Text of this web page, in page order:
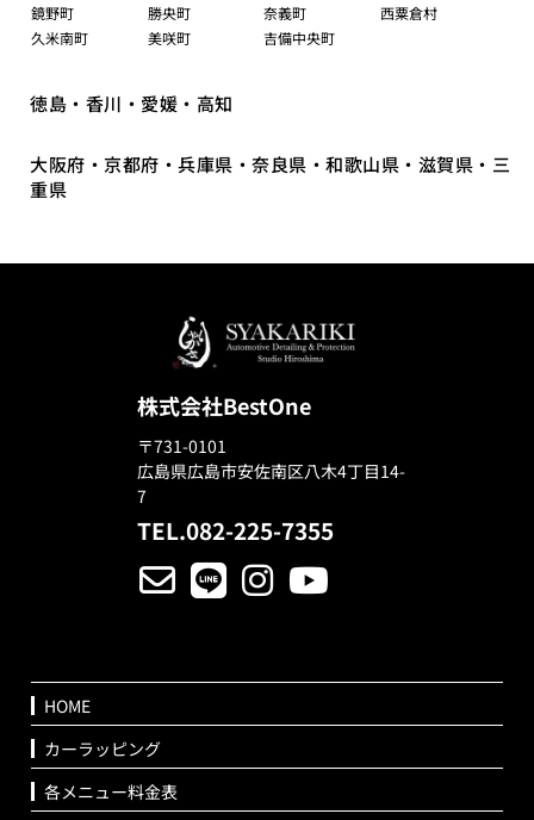
鏡野町
勝央町 奈義町
西粟倉村
久米南町
美咲町 吉備中央町
徳島・香川・愛媛・高知
大阪府・京都府・兵庫県・奈良県・和歌山県・滋賀県・三
重県
株式会社BestOne
〒731-0101
広島県広島市安佐南区八木4丁目14-
7
TEL.082-225-7355
HOME
カーラッピング
各メニュー料金表